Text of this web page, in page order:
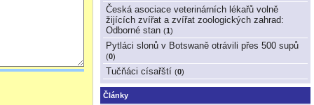
Česká asociace veterinárních lékařů volně
žijících zvířat a zvířat zoologických zahrad:
Odborné stan (1)
Pytláci slonů v Botswaně otrávili přes 500 supů
(0)
Tučňáci císařští (0)
Články